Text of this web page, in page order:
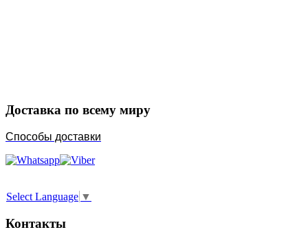
Доставка по всему миру
Способы доставки
Select Language ▼
Контакты